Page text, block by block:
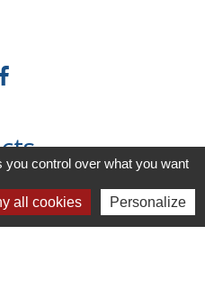
control over what you want
all cookies Personalize